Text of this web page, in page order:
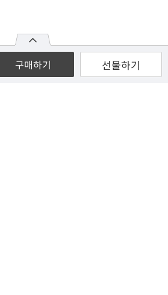
구매하기 선물하기